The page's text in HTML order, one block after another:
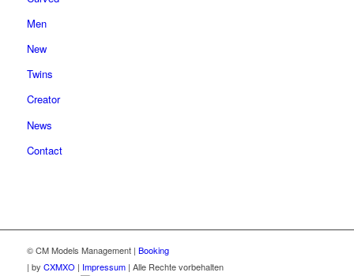
Men
New
Twins
Creator
News
Contact
© CM Models Management | Booking
| by CXMXO | Impressum| Alle Rechte vorbehalten